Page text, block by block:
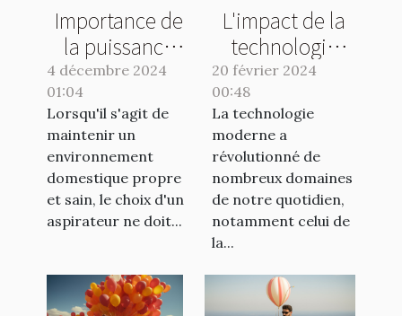
Importance de
la puissance
d'aspiration et
capacité des
réservoirs
4 décembre 2024
01:04
Lorsqu'il s'agit de
maintenir un
environnement
domestique propre
et sain, le choix d'un
aspirateur ne doit...
L'impact de la
technologie
moderne sur la
rénovation de
cuisine à Lille
20 février 2024
00:48
La technologie
moderne a
révolutionné de
nombreux domaines
de notre quotidien,
notamment celui de
la...